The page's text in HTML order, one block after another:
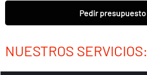
Pedir presupuesto
NUESTROS SERVICIOS: